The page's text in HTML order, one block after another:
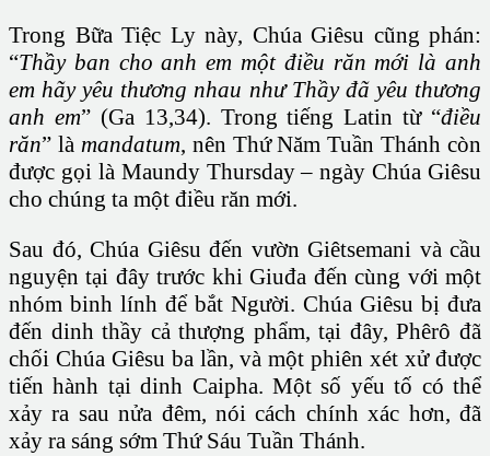
Trong Bữa Tiệc Ly này, Chúa Giêsu cũng phán:
“Thầy ban cho anh em một điều răn mới là anh
em hãy yêu thương nhau như Thầy đã yêu thương
anh em” (Ga 13,34). Trong tiếng Latin từ “điều
răn” là mandatum, nên Thứ Năm Tuần Thánh còn
được gọi là Maundy Thursday – ngày Chúa Giêsu
cho chúng ta một điều răn mới.
Sau đó, Chúa Giêsu đến vườn Giêtsemani và cầu
nguyện tại đây trước khi Giuđa đến cùng với một
nhóm binh lính để bắt Người. Chúa Giêsu bị đưa
đến dinh thầy cả thượng phẩm, tại đây, Phêrô đã
chối Chúa Giêsu ba lần, và một phiên xét xử được
tiến hành tại dinh Caipha. Một số yếu tố có thể
xảy ra sau nửa đêm, nói cách chính xác hơn, đã
xảy ra sáng sớm Thứ Sáu Tuần Thánh.